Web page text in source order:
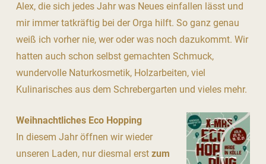
Alex, die sich jedes Jahr was Neues einfallen lässt und
mir immer tatkräftig bei der Orga hilft. So ganz genau
weiß ich vorher nie, wer oder was noch dazukommt. Wir
hatten auch schon selbst gemachten Schmuck,
wundervolle Naturkosmetik, Holzarbeiten, viel
Kulinarisches aus dem Schrebergarten und vieles mehr.
Weihnachtliches Eco Hopping
In diesem Jahr öffnen wir wieder
unseren Laden, nur diesmal erst zum